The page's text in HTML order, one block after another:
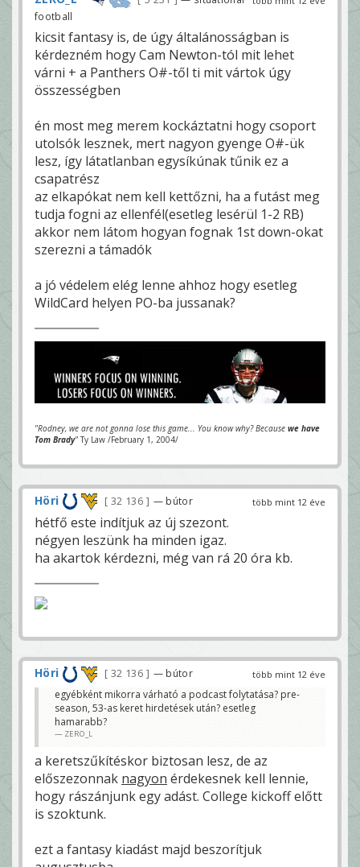
football
kicsit fantasy is, de úgy általánosságban is
kérdezném hogy Cam Newton-tól mit lehet
várni + a Panthers O#-től ti mit vártok úgy
összességben
én most meg merem kockáztatni hogy csoport
utolsók lesznek, mert nagyon gyenge O#-ük
lesz, így látatlanban egysíkúnak tűnik ez a
csapatrész
az elkapókat nem kell kettőzni, ha a futást meg
tudja fogni az ellenfél(esetleg lesérül 1-2 RB)
akkor nem látom hogyan fognak 1st down-okat
szerezni a támadók
a jó védelem elég lenne ahhoz hogy esetleg
WildCard helyen PO-ba jussanak?
"Rodney, we are not gonna lose this game... You know why? Because we have
Tom Brady"Ty Law /February 1, 2004/
több mint 12 éve
Höri 32 136 — bútor
hétfő este indítjuk az új szezont.
négyen leszünk ha minden igaz.
ha akartok kérdezni, még van rá 20 óra kb.
több mint 12 éve
Höri 32 136 — bútor
egyébként mikorra várható a podcast folytatása? pre-
season, 53-as keret hirdetések után? esetleg
hamarabb?
ZERO_L
a keretszűkítéskor biztosan lesz, de az
előszezonnak nagyon érdekesnek kell lennie,
hogy rászánjunk egy adást. College kickoff előtt
is szoktunk.
ezt a fantasy kiadást majd beszorítjuk